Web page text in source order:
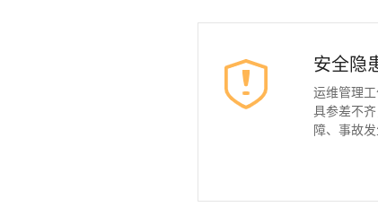
安全隐
运维管理
具参差不
障、事故